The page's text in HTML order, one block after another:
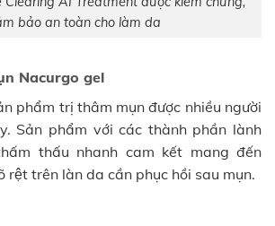
bảo an toàn cho làm da
Nacurgo gel
phẩm trị thâm mụn được nhiều người
Sản phẩm với các thành phần lành
thấu nhanh cam kết mang đến
rệt trên làn da cần phục hồi sau mụn.